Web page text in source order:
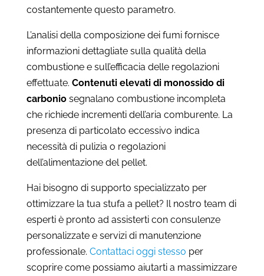
costantemente questo parametro.
L’analisi della composizione dei fumi fornisce
informazioni dettagliate sulla qualità della
combustione e sull’efficacia delle regolazioni
effettuate. Contenuti elevati di monossido di
carboniosegnalano combustione incompleta
che richiede incrementi dell’aria comburente. La
presenza di particolato eccessivo indica
necessità di pulizia o regolazioni
dell’alimentazione del pellet.
Hai bisogno di supporto specializzato per
ottimizzare la tua stufa a pellet? Il nostro team di
esperti è pronto ad assisterti con consulenze
personalizzate e servizi di manutenzione
professionale. Contattaci oggi stesso per
scoprire come possiamo aiutarti a massimizzare